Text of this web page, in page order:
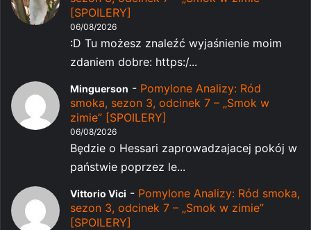
[SPOILERY]
06/08/2026
:D Tu możesz znaleźć wyjaśnienie moim
zdaniem dobre: https:/...
Minguerson - Pomylone Analizy: Ród
smoka, sezon 3, odcinek 7 – „Smok w
zimie” [SPOILERY]
06/08/2026
Będzie o Hessari zaprowadzajacej pokój w
państwie poprzez le...
Vittorio Vici - Pomylone Analizy: Ród smoka,
sezon 3, odcinek 7 – „Smok w zimie”
[SPOILERY]